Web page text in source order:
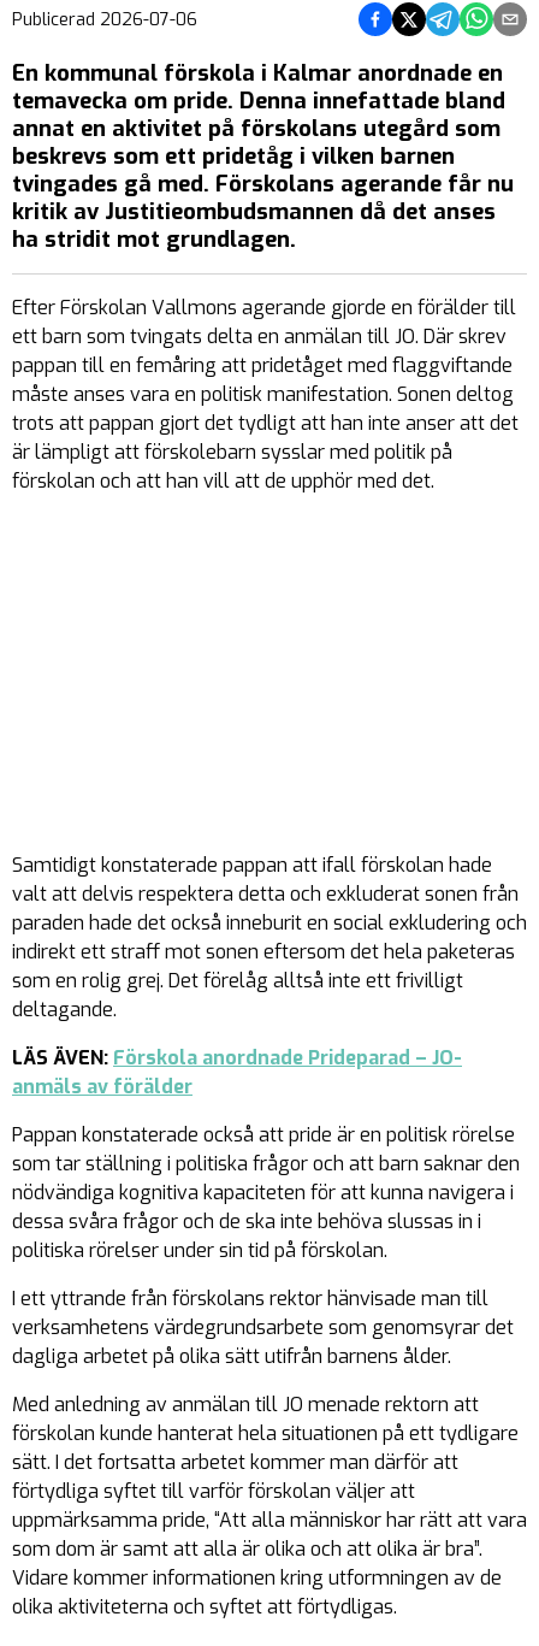
Publicerad 2026-07-06 Dela på Facebook
Dela på Twitter
Dela på
Dela
En kommunal förskola i Kalmar anordnade en
temavecka om pride. Denna innefattade bland
annat en aktivitet på förskolans utegård som
beskrevs som ett pridetåg i vilken barnen
tvingades gå med. Förskolans agerande får nu
kritik av Justitieombudsmannen då det anses
ha stridit mot grundlagen.
Efter Förskolan Vallmons agerande gjorde en förälder till
ett barn som tvingats delta en anmälan till JO. Där skrev
pappan till en femåring att pridetåget med flaggviftande
måste anses vara en politisk manifestation. Sonen deltog
trots att pappan gjort det tydligt att han inte anser att det
är lämpligt att förskolebarn sysslar med politik på
förskolan och att han vill att de upphör med det.
Samtidigt konstaterade pappan att ifall förskolan hade
valt att delvis respektera detta och exkluderat sonen från
paraden hade det också inneburit en social exkludering och
indirekt ett straff mot sonen eftersom det hela paketeras
som en rolig grej. Det förelåg alltså inte ett frivilligt
deltagande.
LÄS ÄVEN: Förskola anordnade Prideparad – JO-
anmäls av förälder
Pappan konstaterade också att pride är en politisk rörelse
som tar ställning i politiska frågor och att barn saknar den
nödvändiga kognitiva kapaciteten för att kunna navigera i
dessa svåra frågor och de ska inte behöva slussas in i
politiska rörelser under sin tid på förskolan.
I ett yttrande från förskolans rektor hänvisade man till
verksamhetens värdegrundsarbete som genomsyrar det
dagliga arbetet på olika sätt utifrån barnens ålder.
Med anledning av anmälan till JO menade rektorn att
förskolan kunde hanterat hela situationen på ett tydligare
sätt. I det fortsatta arbetet kommer man därför att
förtydliga syftet till varför förskolan väljer att
uppmärksamma pride, “Att alla människor har rätt att vara
som dom är samt att alla är olika och att olika är bra”.
Vidare kommer informationen kring utformningen av de
olika aktiviteterna och syftet att förtydligas.